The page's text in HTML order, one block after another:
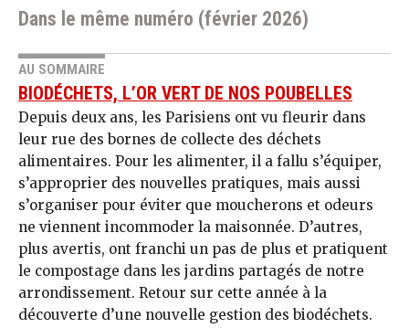
Dans le même numéro (février 2026)
AU SOMMAIRE
BIODÉCHETS, L’OR VERT DE NOS POUBELLES
Depuis deux ans, les Parisiens ont vu fleurir dans
leur rue des bornes de collecte des déchets
alimentaires. Pour les alimenter, il a fallu s’équiper,
s’approprier des nouvelles pratiques, mais aussi
s’organiser pour éviter que moucherons et odeurs
ne viennent incommoder la maisonnée. D’autres,
plus avertis, ont franchi un pas de plus et pratiquent
le compostage dans les jardins partagés de notre
arrondissement. Retour sur cette année à la
découverte d’une nouvelle gestion des biodéchets.